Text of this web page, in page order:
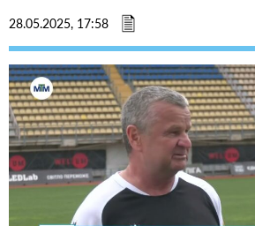
28.05.2025, 17:58